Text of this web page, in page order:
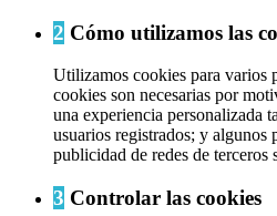
2 Cómo utilizamos las
Utilizamos cookies para varios
cookies son necesarias por
una experiencia personalizada
usuarios registrados; y algunos
publicidad de redes de terceros
3 Controlar las cookies